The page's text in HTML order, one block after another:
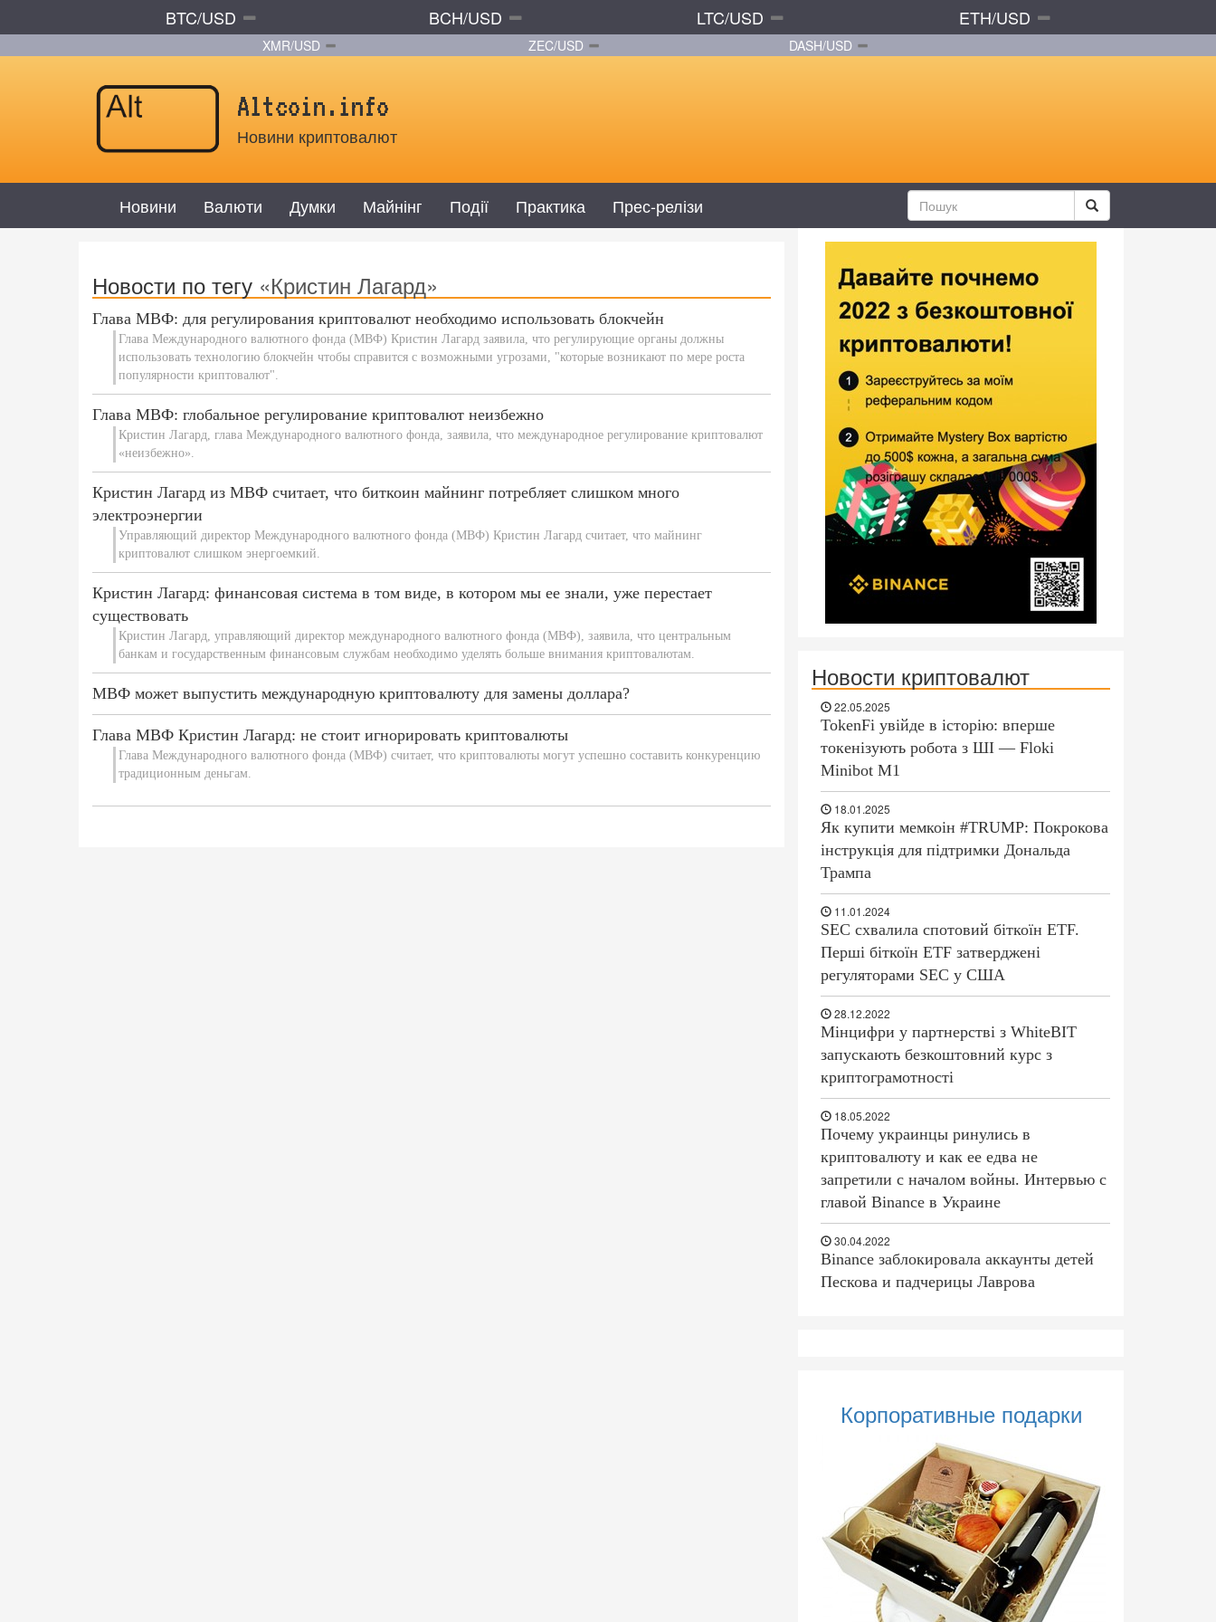
BTC/USD BCH/USD LTC/USD ETH/USD
XMR/USD ZEC/USD DASH/USD
Altcoin.info
Новини криптовалют
Новини Валюти Думки Майнінг Події Практика Прес-релізи
Новости по тегу «Кристин Лагард»
Глава МВФ: для регулирования криптовалют необходимо использовать блокчейн
Глава Международного валютного фонда (МВФ) Кристин Лагард заявила, что регулирующие органы должны
использовать технологию блокчейн чтобы справится с возможными угрозами, "которые возникают по мере роста
популярности криптовалют".
Глава МВФ: глобальное регулирование криптовалют неизбежно
Кристин Лагард, глава Международного валютного фонда, заявила, что международное регулирование криптовалют
«неизбежно».
Кристин Лагард из МВФ считает, что биткоин майнинг потребляет слишком много
электроэнергии
Управляющий директор Международного валютного фонда (МВФ) Кристин Лагард считает, что майнинг
криптовалют слишком энергоемкий.
Кристин Лагард: финансовая система в том виде, в котором мы ее знали, уже перестает
существовать
Кристин Лагард, управляющий директор международного валютного фонда (МВФ), заявила, что центральным
банкам и государственным финансовым службам необходимо уделять больше внимания криптовалютам.
​МВФ может выпустить международную криптовалюту для замены доллара?
Глава МВФ Кристин Лагард: не стоит игнорировать криптовалюты
Глава Международного валютного фонда (МВФ) считает, что криптовалюты могут успешно составить конкуренцию
традиционным деньгам.
Новости криптовалют
22.05.2025
TokenFi увійде в історію: вперше
токенізують робота з ШІ — Floki
Minibot M1
18.01.2025
Як купити мемкоін #TRUMP: Покрокова
інструкція для підтримки Дональда
Трампа
11.01.2024
SEC схвалила спотовий біткоїн ETF.
Перші біткоїн ETF затверджені
регуляторами SEC у США
28.12.2022
Мінцифри у партнерстві з WhiteBIT
запускають безкоштовний курс з
криптограмотності
18.05.2022
Почему украинцы ринулись в
криптовалюту и как ее едва не
запретили с началом войны. Интервью с
главой Binance в Украине
30.04.2022
Binance заблокировала аккаунты детей
Пескова и падчерицы Лаврова
Корпоративные подарки